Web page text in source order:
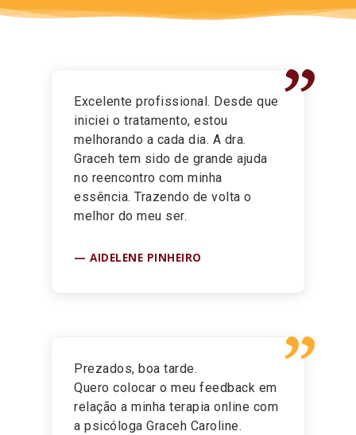
”
Excelente profissional. Desde que
iniciei o tratamento, estou
melhorando a cada dia. A dra.
Graceh tem sido de grande ajuda
no reencontro com minha
essência. Trazendo de volta o
melhor do meu ser.
AIDELENE PINHEIRO
”
Prezados, boa tarde.
Quero colocar o meu feedback em
relação a minha terapia online com
a psicóloga Graceh Caroline.